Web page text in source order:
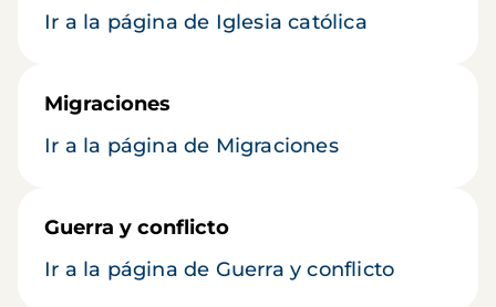
Ir a la página de Iglesia católica
Migraciones
Ir a la página de Migraciones
Guerra y conflicto
Ir a la página de Guerra y conflicto